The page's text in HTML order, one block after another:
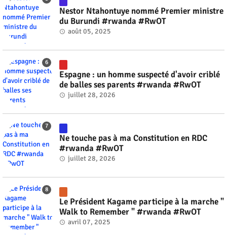
Nestor Ntahontuye nommé Premier ministre
du Burundi #rwanda #RwOT
août 05, 2025
Espagne : un homme suspecté d'avoir criblé
de balles ses parents #rwanda #RwOT
juillet 28, 2026
Ne touche pas à ma Constitution en RDC
#rwanda #RwOT
juillet 28, 2026
Le Président Kagame participe à la marche "
Walk to Remember " #rwanda #RwOT
avril 07, 2025